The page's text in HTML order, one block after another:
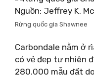
Nguồn: Jeffrey K.
Rừng quốc gia Shawnee
Carbondale nằm ở
có vẻ đẹp tự nhiên
280.000 mẫu đất